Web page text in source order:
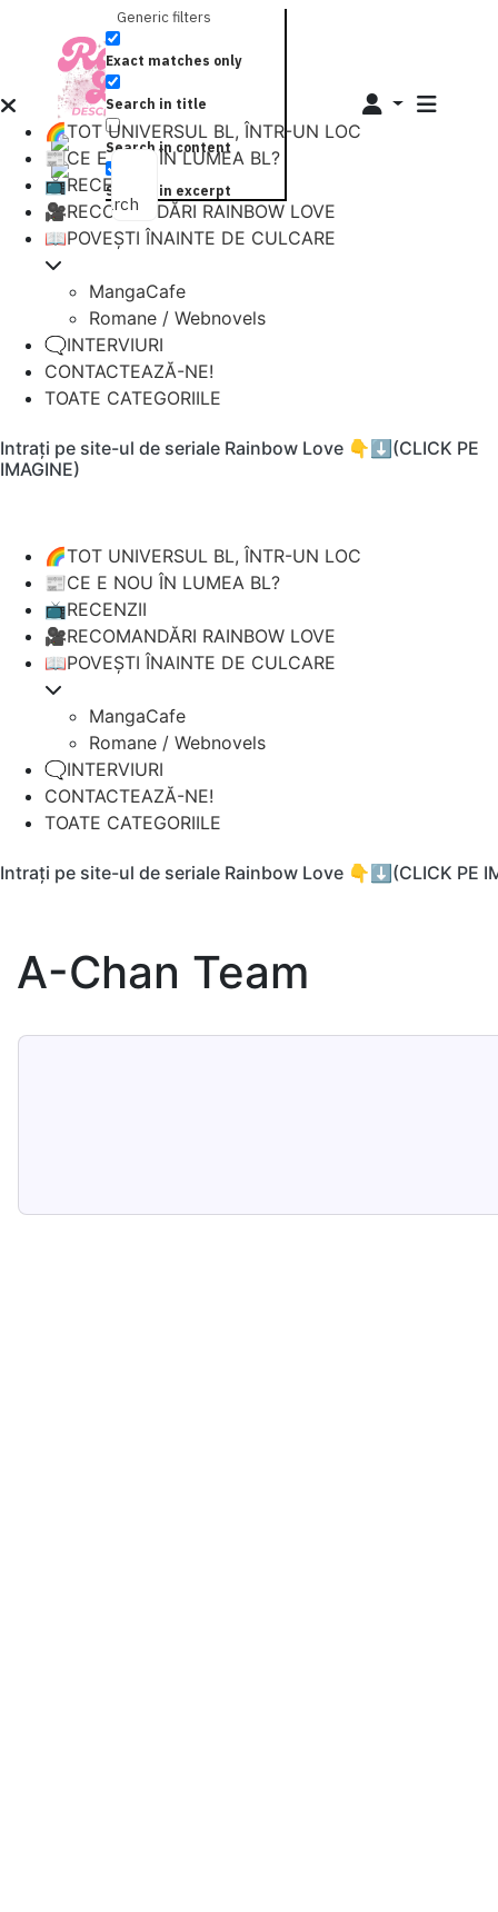
Search
Generic filters
Exact matches only
Search in title
Search in content
Search in excerpt
🌈TOT UNIVERSUL BL, ÎNTR-UN LOC
📰CE E NOU ÎN LUMEA BL?
📺RECENZII
🎥RECOMANDĂRI RAINBOW LOVE
📖POVEȘTI ÎNAINTE DE CULCARE
MangaCafe
Romane / Webnovels
🗨️INTERVIURI
CONTACTEAZĂ-NE!
TOATE CATEGORIILE
Intrați pe site-ul de seriale Rainbow Love 👇⬇️(CLICK PE
IMAGINE)
🌈TOT UNIVERSUL BL, ÎNTR-UN LOC
📰CE E NOU ÎN LUMEA BL?
📺RECENZII
🎥RECOMANDĂRI RAINBOW LOVE
📖POVEȘTI ÎNAINTE DE CULCARE
MangaCafe
Romane / Webnovels
🗨️INTERVIURI
CONTACTEAZĂ-NE!
TOATE CATEGORIILE
Intrați pe site-ul de seriale Rainbow Love 👇⬇️(CLICK PE
A-Chan Team